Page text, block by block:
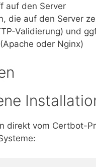
auf den Server
die auf den Server
Validierung) und
oder Nginx)
direkt vom Certbot-